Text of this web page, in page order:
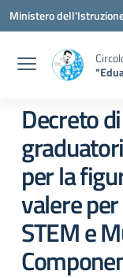
Vai ai contenuti
Vai al menu di
Vai al footer
Ministero
Decreto
per la
valere
STEM e